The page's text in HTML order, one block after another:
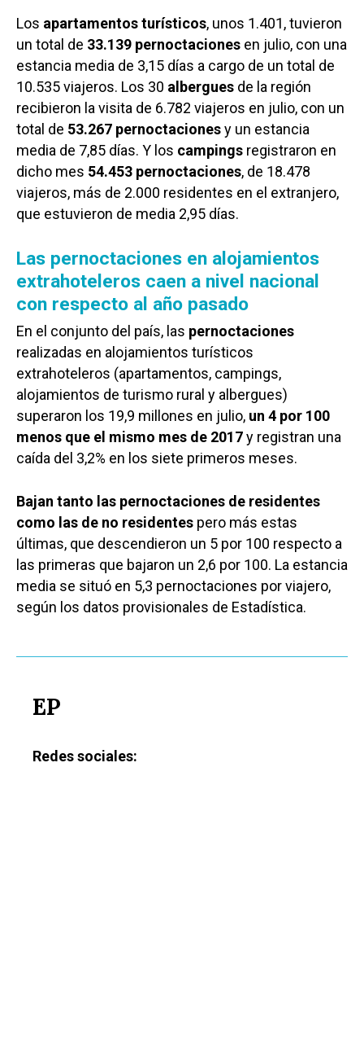
Los apartamentos turísticos, unos 1.401, tuvieron
un total de 33.139 pernoctaciones en julio, con una
estancia media de 3,15 días a cargo de un total de
10.535 viajeros. Los 30 albergues de la región
recibieron la visita de 6.782 viajeros en julio, con un
total de 53.267 pernoctacionesy un estancia
media de 7,85 días. Y los campings registraron en
dicho mes 54.453 pernoctaciones, de 18.478
viajeros, más de 2.000 residentes en el extranjero,
que estuvieron de media 2,95 días.
Las pernoctaciones en alojamientos
extrahoteleros caen a nivel nacional
con respecto al año pasado
En el conjunto del país, las pernoctaciones
realizadas en alojamientos turísticos
extrahoteleros (apartamentos, campings,
alojamientos de turismo rural y albergues)
superaron los 19,9 millones en julio, un 4 por 100
menos que el mismo mes de 2017y registran una
caída del 3,2% en los siete primeros meses.
Bajan tanto las pernoctaciones de residentes
como las de no residentes pero más estas
últimas, que descendieron un 5 por 100 respecto a
las primeras que bajaron un 2,6 por 100. La estancia
media se situó en 5,3 pernoctaciones por viajero,
según los datos provisionales de Estadística.
EP
Redes sociales: